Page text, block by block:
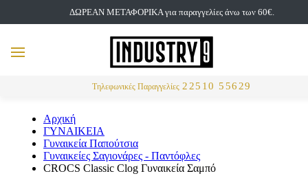
ΔΩΡΕΑΝ ΜΕΤΑΦΟΡΙΚΑ για παραγγελίες άνω των 60€.
Τηλεφωνικές Παραγγελίες 22510 55629
MENU
Αρχική
ΓΥΝΑΙΚΕΙΑ
Γυναικεία Παπούτσια
Γυναικείες Σαγιονάρες - Παντόφλες
CROCS Classic Clog Γυναικεία Σαμπό